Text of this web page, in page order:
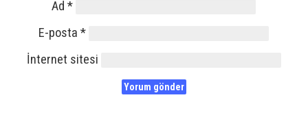
Ad*
E-posta*
İnternet sitesi